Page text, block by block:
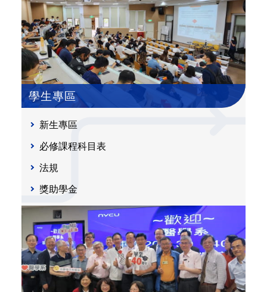
學生專區
新生專區
必修課程科目表
法規
獎助學金